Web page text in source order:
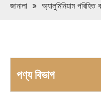
জানালা » অ্যালুমিনিয়াম
পণ্য বিভাগ